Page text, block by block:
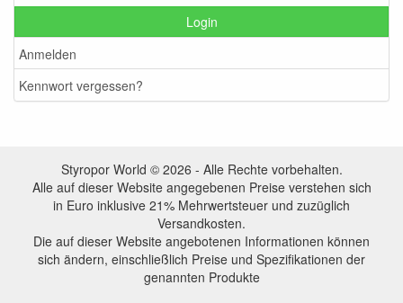
Login
Anmelden
Kennwort vergessen?
Styropor World © 2026 - Alle Rechte vorbehalten.
Alle auf dieser Website angegebenen Preise verstehen sich
in Euro inklusive 21% Mehrwertsteuer und zuzüglich
Versandkosten.
Die auf dieser Website angebotenen Informationen können
sich ändern, einschließlich Preise und Spezifikationen der
genannten Produkte